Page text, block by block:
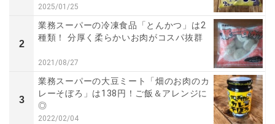
2025/01/25
2
業務スーパーの冷凍食品「とんかつ」は2
種類！ 分厚く柔らかいお肉がコスパ抜群
2021/08/27
3
業務スーパーの大豆ミート「畑のお肉のカ
レーそぼろ」は138円！ご飯＆アレンジに
◎
2022/02/04